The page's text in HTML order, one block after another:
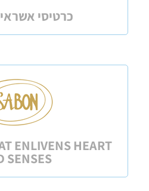
כרטיסי
ENLIVENS HEART
SENSES